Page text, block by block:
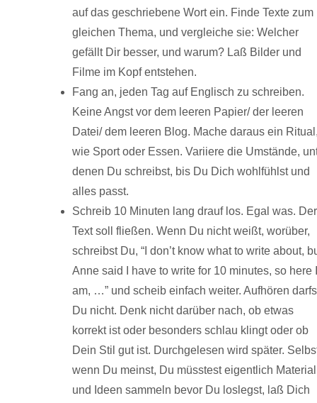
auf das geschriebene Wort ein. Finde Texte zum
gleichen Thema, und vergleiche sie: Welcher
gefällt Dir besser, und warum? Laß Bilder und
Filme im Kopf entstehen.
Fang an, jeden Tag auf Englisch zu schreiben.
Keine Angst vor dem leeren Papier/ der leeren
Datei/ dem leeren Blog. Mache daraus ein
wie Sport oder Essen. Variiere die Umstände,
denen Du schreibst, bis Du Dich wohlfühlst und
alles passt.
Schreib 10 Minuten lang drauf los. Egal was. Der
Text soll fließen. Wenn Du nicht weißt, worüber,
schreibst Du, “I don’t know what to write about,
Anne said I have to write for 10 minutes, so here
am, …” und scheib einfach weiter. Aufhören
Du nicht. Denk nicht darüber nach, ob etwas
korrekt ist oder besonders schlau klingt oder ob
Dein Stil gut ist. Durchgelesen wird später.
wenn Du meinst, Du müsstest eigentlich Material
und Ideen sammeln bevor Du loslegst, laß Dich